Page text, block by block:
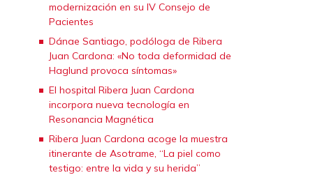
modernización en su IV Consejo de
Pacientes
Dánae Santiago, podóloga de Ribera
Juan Cardona: «No toda deformidad de
Haglund provoca síntomas»
El hospital Ribera Juan Cardona
incorpora nueva tecnología en
Resonancia Magnética
Ribera Juan Cardona acoge la muestra
itinerante de Asotrame, “La piel como
testigo: entre la vida y su herida”